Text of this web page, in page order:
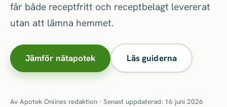
får både receptfritt och receptbelagt levererat
utan att lämna hemmet.
Jämför nätapotek Läs guiderna
Av Apotek Onlines redaktion · Senast uppdaterad: 16 juni 2026